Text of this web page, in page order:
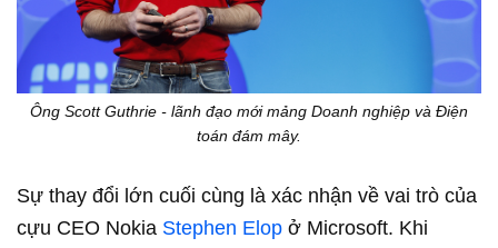
Ông Scott Guthrie - lãnh đạo mới mảng Doanh nghiệp và Điện
toán đám mây.
Sự thay đổi lớn cuối cùng là xác nhận về vai trò của
cựu CEO Nokia Stephen Elop ở Microsoft. Khi